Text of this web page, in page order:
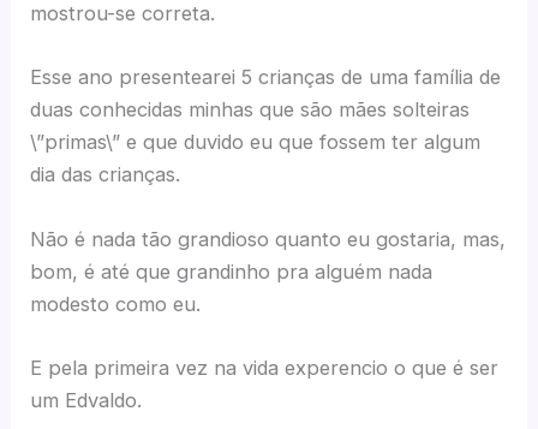
mostrou-se correta.
Esse ano presentearei 5 crianças de uma família de
duas conhecidas minhas que são mães solteiras
\”primas\” e que duvido eu que fossem ter algum
dia das crianças.
Não é nada tão grandioso quanto eu gostaria, mas,
bom, é até que grandinho pra alguém nada
modesto como eu.
E pela primeira vez na vida experencio o que é ser
um Edvaldo.